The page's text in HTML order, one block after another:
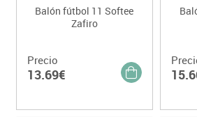
Balón fútbol 11 Softee
Zafiro
Precio
13.69€